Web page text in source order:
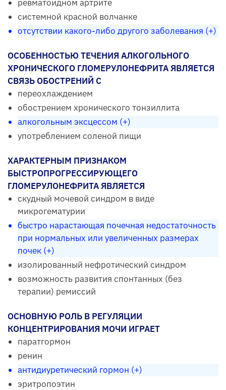
ревматоидном артрите
системной красной волчанке
отсутствии какого-либо другого заболевания (+)
ОСОБЕННОСТЬЮ ТЕЧЕНИЯ АЛКОГОЛЬНОГО
ХРОНИЧЕСКОГО ГЛОМЕРУЛОНЕФРИТА ЯВЛЯЕТСЯ
СВЯЗЬ ОБОСТРЕНИЙ С
переохлаждением
обострением хронического тонзиллита
алкогольным эксцессом (+)
употреблением соленой пищи
ХАРАКТЕРНЫМ ПРИЗНАКОМ
БЫСТРОПРОГРЕССИРУЮЩЕГО
ГЛОМЕРУЛОНЕФРИТА ЯВЛЯЕТСЯ
скудный мочевой синдром в виде
микрогематурии
быстро нарастающая почечная недостаточность
при нормальных или увеличенных размерах
почек (+)
изолированный нефротический синдром
возможность развития спонтанных (без
терапии) ремиссий
ОСНОВНУЮ РОЛЬ В РЕГУЛЯЦИИ
КОНЦЕНТРИРОВАНИЯ МОЧИ ИГРАЕТ
паратгормон
ренин
антидиуретический гормон (+)
эритропоэтин